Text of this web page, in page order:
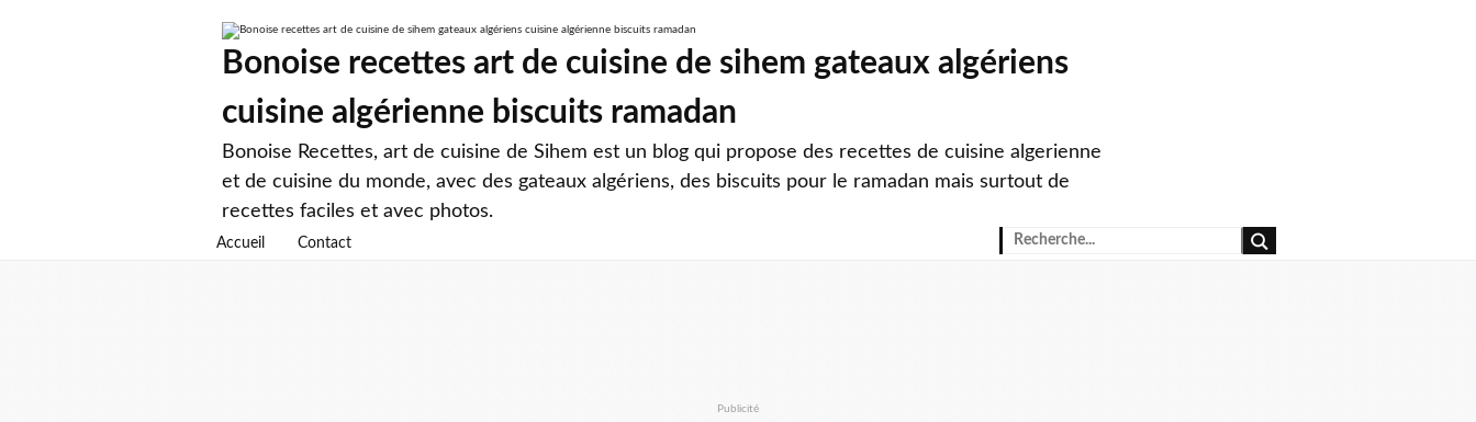
Bonoise recettes art de cuisine de sihem gateaux algériens
cuisine algérienne biscuits ramadan
Bonoise Recettes, art de cuisine de Sihem est un blog qui propose des recettes de cuisine algerienne
et de cuisine du monde, avec des gateaux algériens, des biscuits pour le ramadan mais surtout de
recettes faciles et avec photos.
Accueil Contact
Publicité